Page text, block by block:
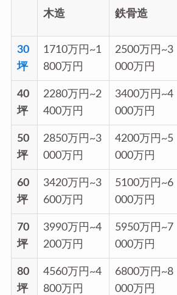
木造 鉄骨造
30
坪
1710万円~1
800万円
2500万円~3
000万円
40
坪
2280万円~2
400万円
3400万円~4
000万円
50
坪
2850万円~3
000万円
4200万円~5
000万円
60
坪
3420万円~3
600万円
5100万円~6
000万円
70
坪
3990万円~4
200万円
5950万円~7
000万円
80
坪
4560万円~4
800万円
6800万円~8
000万円